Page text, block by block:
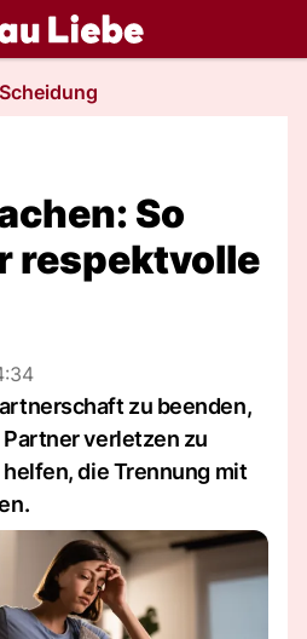
So
respektvolle
zu beenden,
verletzen zu
die Trennung mit